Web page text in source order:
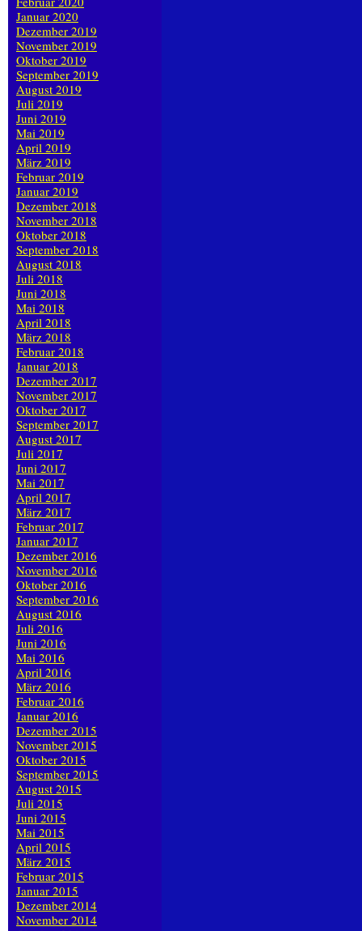
Januar 2020
Dezember 2019
November 2019
Oktober 2019
September 2019
August 2019
Juli 2019
Juni 2019
Mai 2019
April 2019
März 2019
Februar 2019
Januar 2019
Dezember 2018
November 2018
Oktober 2018
September 2018
August 2018
Juli 2018
Juni 2018
Mai 2018
April 2018
März 2018
Februar 2018
Januar 2018
Dezember 2017
November 2017
Oktober 2017
September 2017
August 2017
Juli 2017
Juni 2017
Mai 2017
April 2017
März 2017
Februar 2017
Januar 2017
Dezember 2016
November 2016
Oktober 2016
September 2016
August 2016
Juli 2016
Juni 2016
Mai 2016
April 2016
März 2016
Februar 2016
Januar 2016
Dezember 2015
November 2015
Oktober 2015
September 2015
August 2015
Juli 2015
Juni 2015
Mai 2015
April 2015
März 2015
Februar 2015
Januar 2015
Dezember 2014
November 2014